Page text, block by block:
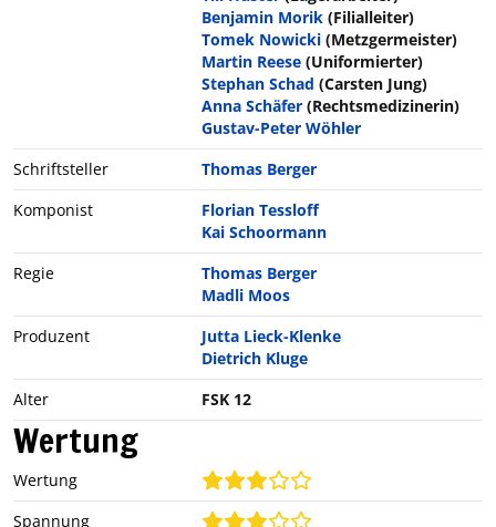
Benjamin Morik (Filialleiter)
Tomek Nowicki (Metzgermeister)
Martin Reese (Uniformierter)
Stephan Schad (Carsten Jung)
Anna Schäfer (Rechtsmedizinerin)
Gustav-Peter Wöhler
Schriftsteller
Thomas Berger
Komponist
Florian Tessloff
Kai Schoormann
Regie
Thomas Berger
Madli Moos
Produzent
Jutta Lieck-Klenke
Dietrich Kluge
Alter
FSK 12
Wertung
Wertung
Spannung